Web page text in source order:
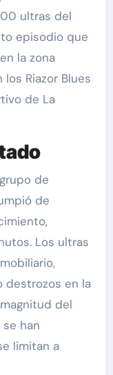
ultras del
episodio que
la zona
Riazor Blues
de La
de
de
Los ultras
destrozos en la
del
han
limitan a